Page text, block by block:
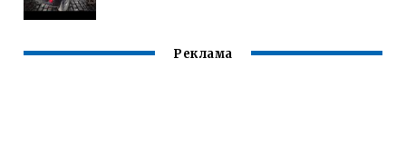
Реклама